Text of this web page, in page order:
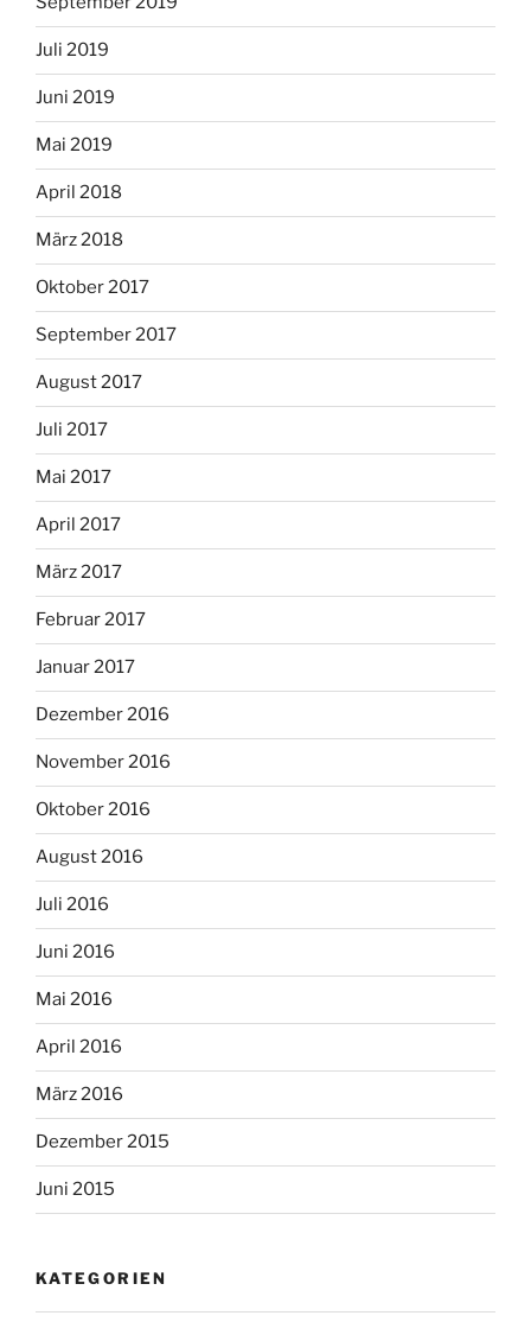
Juli 2019
Juni 2019
Mai 2019
April 2018
März 2018
Oktober 2017
September 2017
August 2017
Juli 2017
Mai 2017
April 2017
März 2017
Februar 2017
Januar 2017
Dezember 2016
November 2016
Oktober 2016
August 2016
Juli 2016
Juni 2016
Mai 2016
April 2016
März 2016
Dezember 2015
Juni 2015
KATEGORIEN